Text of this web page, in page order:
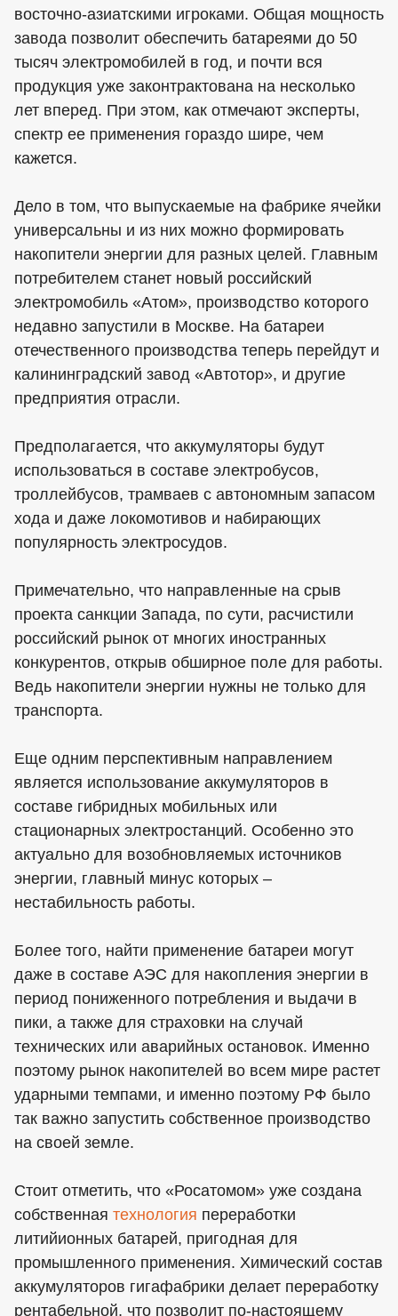
восточно-азиатскими игроками. Общая мощность
завода позволит обеспечить батареями до 50
тысяч электромобилей в год, и почти вся
продукция уже законтрактована на несколько
лет вперед. При этом, как отмечают эксперты,
спектр ее применения гораздо шире, чем
кажется.
Дело в том, что выпускаемые на фабрике ячейки
универсальны и из них можно формировать
накопители энергии для разных целей. Главным
потребителем станет новый российский
электромобиль «Атом», производство которого
недавно запустили в Москве. На батареи
отечественного производства теперь перейдут и
калининградский завод «Автотор», и другие
предприятия отрасли.
Предполагается, что аккумуляторы будут
использоваться в составе электробусов,
троллейбусов, трамваев с автономным запасом
хода и даже локомотивов и набирающих
популярность электросудов.
Примечательно, что направленные на срыв
проекта санкции Запада, по сути, расчистили
российский рынок от многих иностранных
конкурентов, открыв обширное поле для работы.
Ведь накопители энергии нужны не только для
транспорта.
Еще одним перспективным направлением
является использование аккумуляторов в
составе гибридных мобильных или
стационарных электростанций. Особенно это
актуально для возобновляемых источников
энергии, главный минус которых –
нестабильность работы.
Более того, найти применение батареи могут
даже в составе АЭС для накопления энергии в
период пониженного потребления и выдачи в
пики, а также для страховки на случай
технических или аварийных остановок. Именно
поэтому рынок накопителей во всем мире растет
ударными темпами, и именно поэтому РФ было
так важно запустить собственное производство
на своей земле.
Стоит отметить, что «Росатомом» уже создана
собственная технология переработки
литийионных батарей, пригодная для
промышленного применения. Химический состав
аккумуляторов гигафабрики делает переработку
рентабельной, что позволит по-настоящему